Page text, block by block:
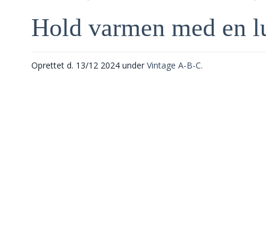
Hold varmen med en
Oprettet d. 13/12 2024 under Vintage A-B-C.